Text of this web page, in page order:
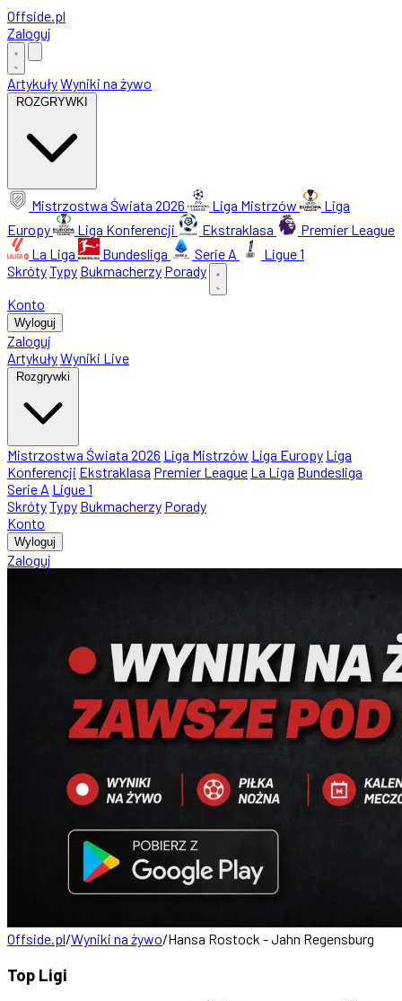
Offside.pl
Zaloguj
ArtykułyWyniki na żywo
ROZGRYWKI
Mistrzostwa Świata 2026 Liga Mistrzów
Liga
Europy
Liga Konferencji Ekstraklasa
Premier League
La Liga
Bundesliga Serie A
Ligue 1
SkrótyTypy Bukmacherzy Porady
Konto
Wyloguj
Zaloguj
ArtykułyWyniki Live
Rozgrywki
Mistrzostwa Świata 2026 Liga Mistrzów Liga Europy Liga
Konferencji Ekstraklasa Premier League La Liga Bundesliga
Serie A Ligue 1
SkrótyTypy Bukmacherzy Porady
Konto
Wyloguj
Zaloguj
Offside.pl/Wyniki na żywo/Hansa Rostock - Jahn Regensburg
Top Ligi